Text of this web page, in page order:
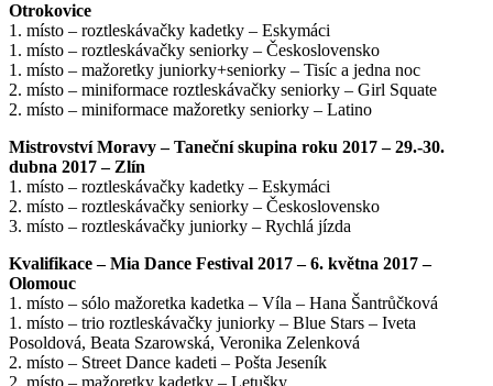
Otrokovice
1. místo – roztleskávačky kadetky – Eskymáci
1. místo – roztleskávačky seniorky – Československo
1. místo – mažoretky juniorky+seniorky – Tisíc a jedna noc
2. místo – miniformace roztleskávačky seniorky – Girl Squate
2. místo – miniformace mažoretky seniorky – Latino
Mistrovství Moravy – Taneční skupina roku 2017 – 29.-30.
dubna 2017 – Zlín
1. místo – roztleskávačky kadetky – Eskymáci
2. místo – roztleskávačky seniorky – Československo
3. místo – roztleskávačky juniorky – Rychlá jízda
Kvalifikace – Mia Dance Festival 2017 – 6. května 2017 –
Olomouc
1. místo – sólo mažoretka kadetka – Víla – Hana Šantrůčková
1. místo – trio roztleskávačky juniorky – Blue Stars – Iveta
Posoldová, Beata Szarowská, Veronika Zelenková
2. místo – Street Dance kadeti – Pošta Jeseník
2. místo – mažoretky kadetky – Letušky